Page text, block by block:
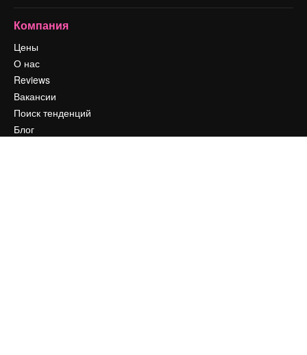
Компания
Цены
О нас
Reviews
Вакансии
Поиск тенденций
Блог